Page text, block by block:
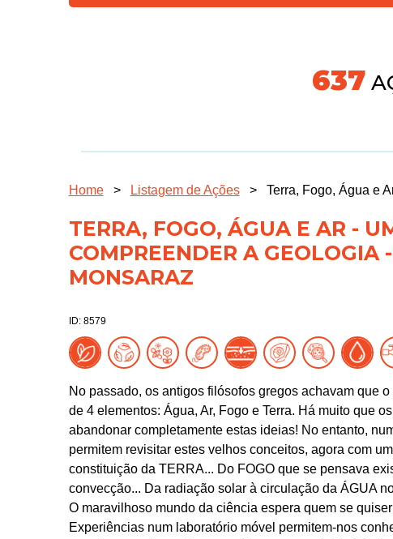
718
Home > Listagem de Ações > Terra, Fogo, Água e
TERRA, FOGO, ÁGUA E AR -
COMPREENDER A GEOLOGIA
MONSARAZ
ID: 8579
No passado, os antigos filósofos gregos achavam que
de 4 elementos: Água, Ar, Fogo e Terra. Há muito que
abandonar completamente estas ideias! No entanto,
permitem revisitar estes velhos conceitos, agora com
constituição da TERRA... Do FOGO que se pensava
convecção... Da radiação solar à circulação da ÁGUA
O maravilhoso mundo da ciência espera quem se
Experiências num laboratório móvel permitem-nos